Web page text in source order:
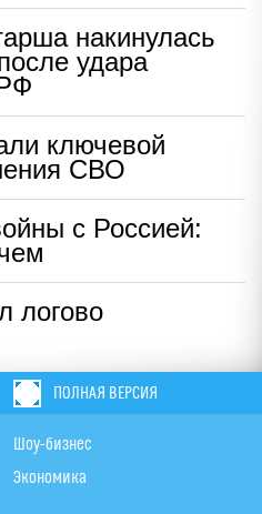
накинулась
удара
ключевой
СВО
с Россией:
логово
ПОЛНАЯ ВЕРСИЯ
Шоу-бизнес
Экономика